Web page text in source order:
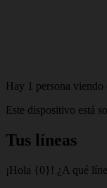
Hay 1 persona viendo
Este dispositivo está
Tus líneas
¡Hola {0}! ¿A qué